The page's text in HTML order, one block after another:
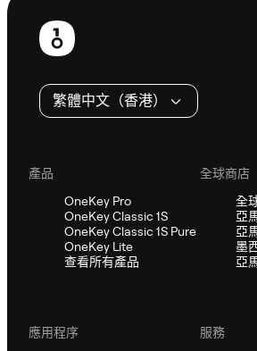
頁
繁體中文（香港）
產品
OneKey Pro
OneKey Classic 1S
OneKey Classic 1S Pure
OneKey Lite
查看所有產品
全球商店
全
亞
亞
墨
亞
應用程序
服務